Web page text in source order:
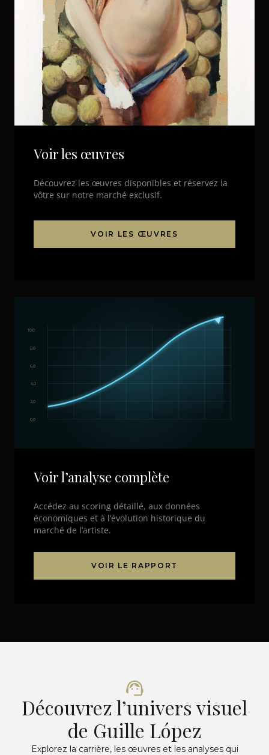
Voir les œuvres
Découvrez les œuvres disponibles et réservez la
vôtre sur notre marché exclusif.
VOIR LES ŒUVRES
0,0
2,0
4,0
6,0
8,0
10,0
Voir l’analyse complète
Accédez au scoring détaillé, aux données
économiques et à l’évolution historique du
marché de l’artiste.
VOIR LE RAPPORT
Découvrez l’univers visuel
de Guille López
Explorez la carrière, les œuvres et les analyses qui